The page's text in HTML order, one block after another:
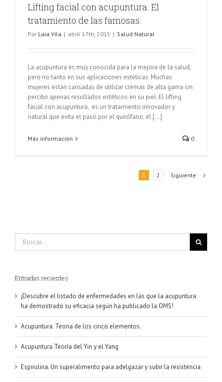
Lifting facial con acupuntura. El
tratamiento de las famosas.
Por Laia Vila | abril 17th, 2015 | Salud Natural
La acupuntura es muy conocida para la mejora de la salud,
pero no tanto en sus aplicaciones estéticas. Muchas
mujeres están cansadas de utilizar cremas de alta gama sin
percibir apenas resultados estéticos en su piel. El lifting
facial con acupuntura, es un tratamiento innovador y
natural que evita el paso por el quirófano, el [...]
Más información 0
1 2 Siguiente
Buscar:
Entradas recientes
¡Descubre el listado de enfermedades en las que la acupuntura
ha demostrado su eficacia según ha publicado la OMS!
Acupuntura. Teoria de los cinco elementos.
Acupuntura.Teoría del Yin y el Yang
Espirulina. Un superalimento para adelgazar y subir la resistencia